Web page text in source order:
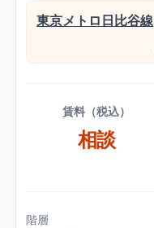
東京メトロ日比谷線
賃料（税込）
相談
階層